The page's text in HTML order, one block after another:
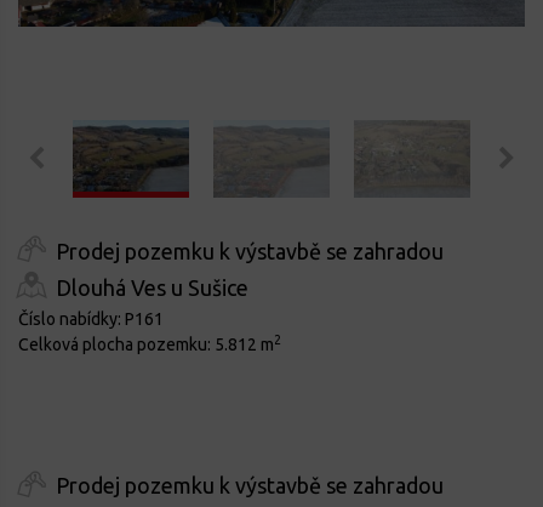
Prodej pozemku k výstavbě se zahradou
Dlouhá Ves u Sušice
Číslo nabídky: P161
Celková plocha pozemku: 5.812 m2
Prodej pozemku k výstavbě se zahradou